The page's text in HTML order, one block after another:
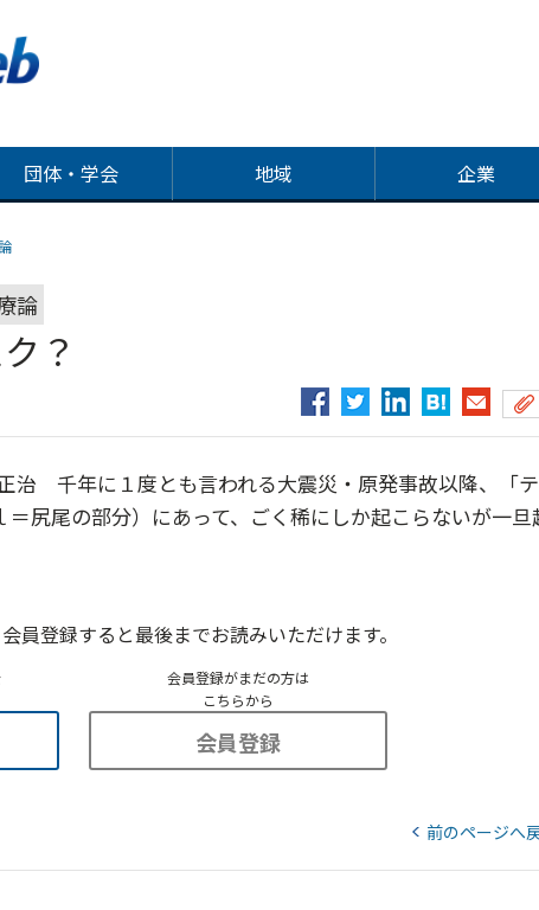
団体・学会 地域 企業
論
？
治 千年に１度とも言われる大震災・原発事故以降、「
尻尾の部分）にあって、ごく稀にしか起こらないが一旦
員登録すると最後までお読みいただけます。
会員登録がまだの方は
こちらから
会員登録
前のページへ